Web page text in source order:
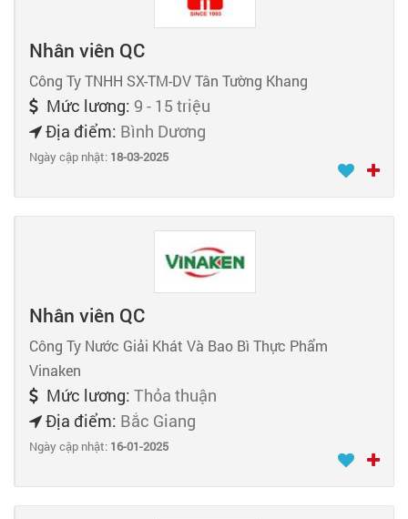
Nhân viên QC
Công Ty TNHH SX-TM-DV Tân Tường Khang
Mức lương: 9 - 15 triệu
Địa điểm: Bình Dương
Ngày cập nhật: 18-03-2025
Nhân viên QC
Công Ty Nước Giải Khát Và Bao Bì Thực Phẩm
Vinaken
Mức lương: Thỏa thuận
Địa điểm: Bắc Giang
Ngày cập nhật: 16-01-2025